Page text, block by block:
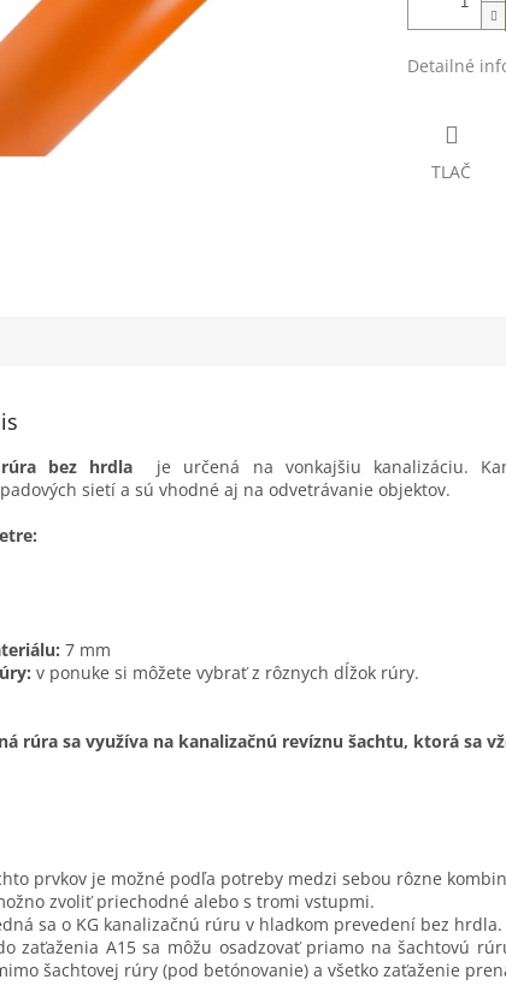
Detailné
TLAČ
rúra bez hrdla
je určená na vonkajšiu kanalizáciu.
sietí a sú vhodné aj na odvetrávanie objektov.
7 mm
v ponuke si môžete vybrať z rôznych dĺžok rúry.
rúra sa využíva na kanalizačnú revíznu šachtu, ktorá sa
prvkov je možné podľa potreby medzi sebou rôzne
zvoliť priechodné alebo s tromi vstupmi.
sa o KG kanalizačnú rúru v hladkom prevedení bez hrdla.
zaťaženia A15 sa môžu osadzovať priamo na šachtovú
šachtovej rúry (pod betónovanie) a všetko zaťaženie